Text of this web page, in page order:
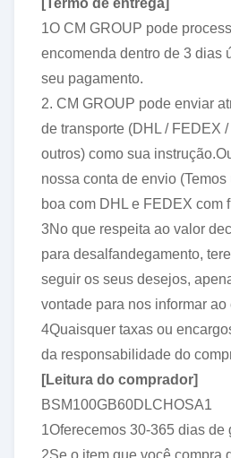
[Termo de entrega]
1O CM GROUP pode
encomenda dentro de 3 dias
seu pagamento.
2. CM GROUP pode enviar
de transporte (DHL / FEDEX
outros) como sua
nossa conta de envio
boa com DHL e FEDEX com
3No que respeita ao valor
para desalfandegamento,
seguir os seus desejos,
vontade para nos informar ao
4Quaisquer taxas ou
da responsabilidade do
[Leitura do comprador]
BSM100GB60DLCHOSA1
1Oferecemos 30-365 dias de
2Se o item que você compra